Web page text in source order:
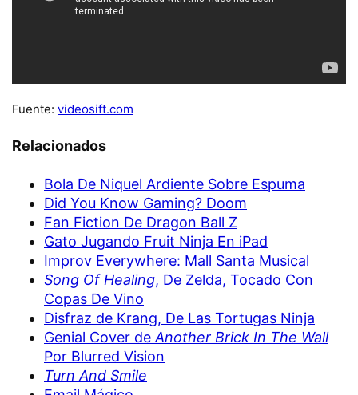
Fuente: videosift.com
Relacionados
Bola De Niquel Ardiente Sobre Espuma
Did You Know Gaming? Doom
Fan Fiction De Dragon Ball Z
Gato Jugando Fruit Ninja En iPad
Improv Everywhere: Mall Santa Musical
Song Of Healing, De Zelda, Tocado Con
Copas De Vino
Disfraz de Krang, De Las Tortugas Ninja
Genial Cover deAnother Brick In The Wall
Por Blurred Vision
Turn And Smile